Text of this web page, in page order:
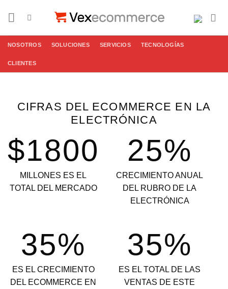
NOSOTROS SOLUCIONES SERVICIOS TECNOLOGÍAS
CLIENTES
CIFRAS DEL ECOMMERCE EN LA
ELECTRÓNICA
$1800
MILLONES ES EL
TOTAL DEL MERCADO
25%
CRECIMIENTO ANUAL
DEL RUBRO DE LA
ELECTRÓNICA
35%
ES EL CRECIMIENTO
DEL ECOMMERCE EN
35%
ES EL TOTAL DE LAS
VENTAS DE ESTE